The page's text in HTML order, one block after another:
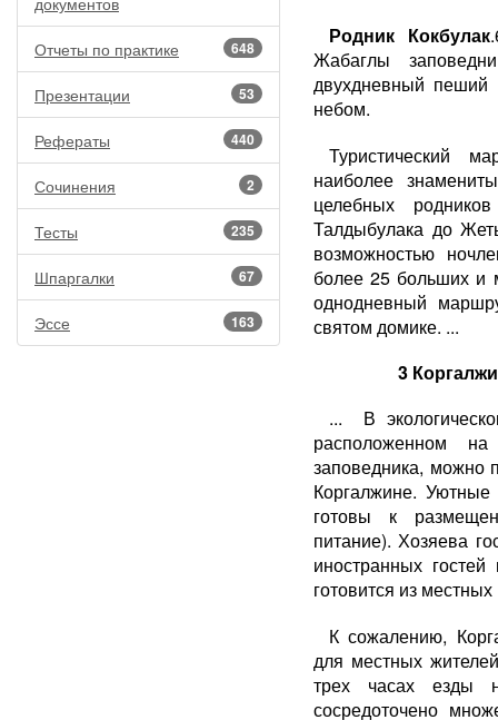
648
Отчеты по практике
53
Презентации
440
Рефераты
2
Сочинения
235
Тесты
67
Шпаргалки
163
Эссе
Родник Кокбулак
Жабаглы
двухдневный
небом.
Туристический
наиболее
целебных
Талдыбулака до
возможностью
более 25 больших и
однодневный
святом домике. ...
3
... В
расположенном
заповедника, можно
Коргалжине.
готовы к
питание). Хозяева
иностранных
готовится из
К сожалению,
для местных
трех часах
сосредоточено